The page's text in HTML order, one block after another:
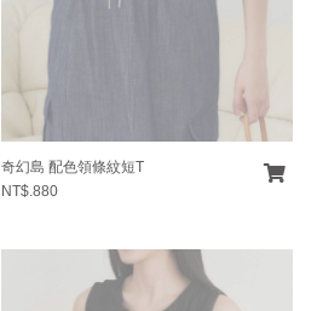
奇幻島 配色領條紋短T
NT$.880